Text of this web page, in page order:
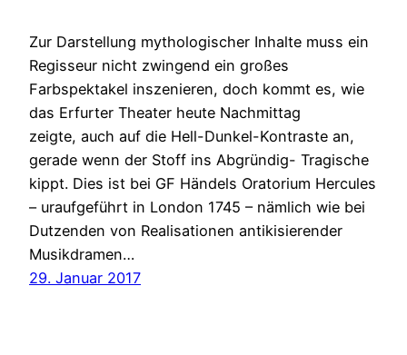
Zur Darstellung mythologischer Inhalte muss ein
Regisseur nicht zwingend ein großes
Farbspektakel inszenieren, doch kommt es, wie
das Erfurter Theater heute Nachmittag
zeigte, auch auf die Hell-Dunkel-Kontraste an,
gerade wenn der Stoff ins Abgründig- Tragische
kippt. Dies ist bei GF Händels Oratorium Hercules
– uraufgeführt in London 1745 – nämlich wie bei
Dutzenden von Realisationen antikisierender
Musikdramen…
29. Januar 2017